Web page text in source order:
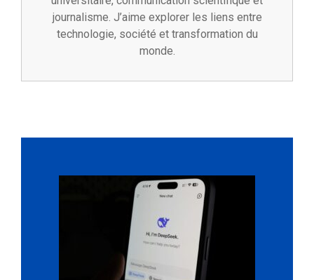
journalisme. J’aime explorer les liens entre
technologie, société et transformation du
monde.